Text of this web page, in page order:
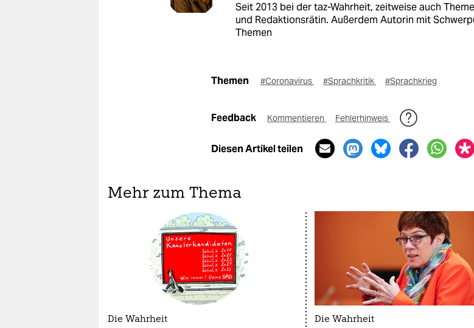
Seit 2013 bei der taz-Wahrheit, zeitweise auch
und Redaktionsrätin. Außerdem Autorin mit
Themen
Themen #Coronavirus #Sprachkritik #Sprachkrieg
Feedback Kommentieren Fehlerhinweis
Diesen Artikel teilen
Mehr zum Thema
Die Wahrheit Die Wahrheit